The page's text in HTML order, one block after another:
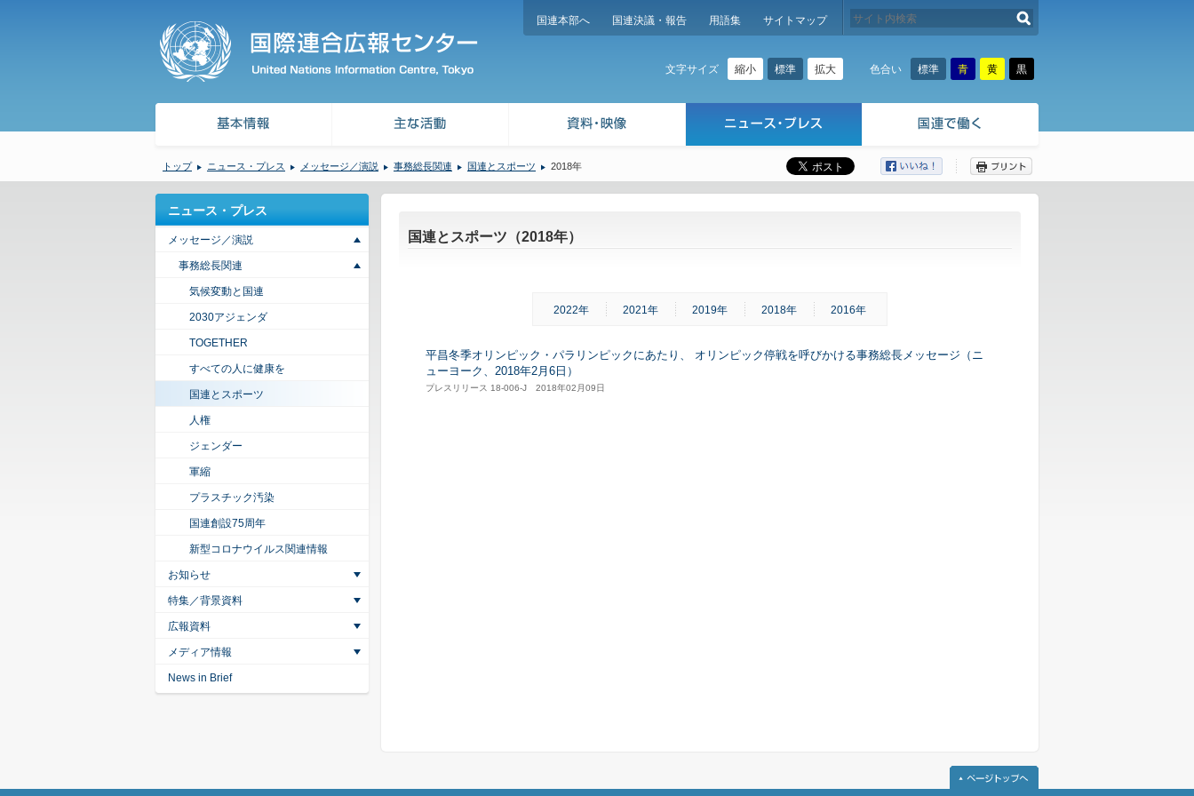
国連本部へ 国連決議・報告 用語集 サイトマップ
文字サイズ 縮小 標準 拡大 色合い 標準 青 黄 黒
トップ ニュース・プレス メッセージ／演説 事務総長関連 国連とスポーツ 2018年
国連とスポーツ（2018年）
2022年 2021年 2019年 2018年 2016年
平昌冬季オリンピック・パラリンピックにあたり、 オリンピック停戦を呼びかける事務総長メッセージ（ニ
ューヨーク、2018年2月6日）
プレスリリース 18-006-J 2018年02月09日
ニュース・プレス
メッセージ／演説
事務総長関連
気候変動と国連
2030アジェンダ
TOGETHER
すべての人に健康を
国連とスポーツ
人権
ジェンダー
軍縮
プラスチック汚染
国連創設75周年
新型コロナウイルス関連情報
お知らせ
特集／背景資料
広報資料
メディア情報
News in Brief